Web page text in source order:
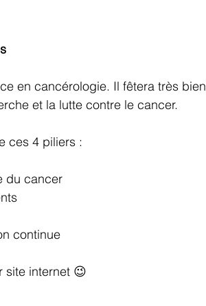
en cancérologie. Il fêtera très
et la lutte contre le cancer.
ces 4 piliers :
du cancer
continue
site internet 😉